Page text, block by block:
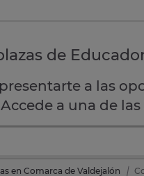
de
a las
a una de
en Comarca de Valdejalón